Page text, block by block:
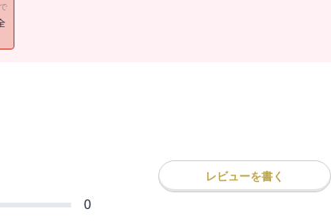
レビューを書く
0